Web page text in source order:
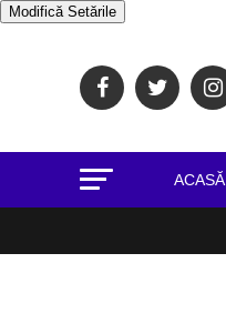
Modifică Setările
ACASĂ